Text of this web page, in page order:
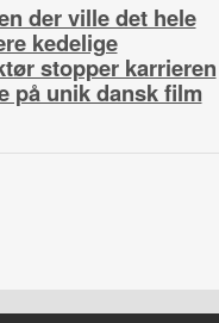
der ville det hele
kedelige
stopper karrieren
på unik dansk film